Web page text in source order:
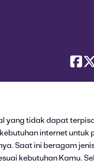
yang tidak dapat
internet untuk
Saat ini beragam
kebutuhan Kamu.